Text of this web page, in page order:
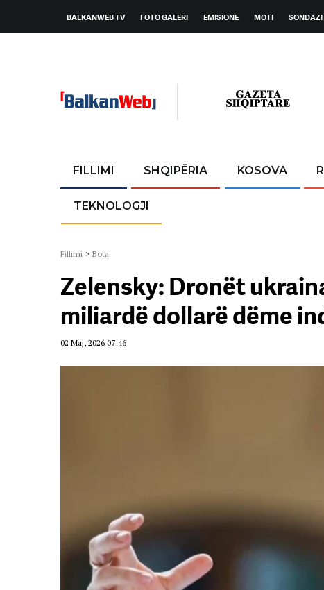
BALKANWEB TV FOTO GALERI EMISIONE MOTI
FILLIMI SHQIPËRIA KOSOVA
TEKNOLOGJI
Fillimi > Bota
Zelensky: Dronët
miliardë dollarë dëme
02 Maj, 2026 07:46